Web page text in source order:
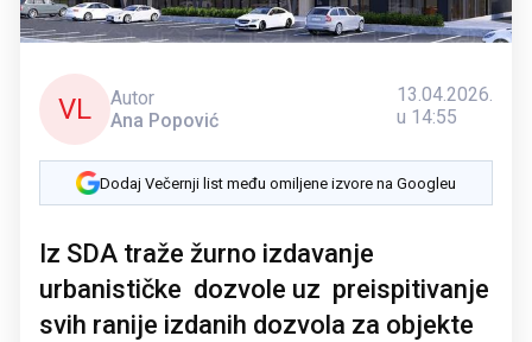
VL
Autor
Ana Popović
13.04.2026.
u 14:55
Dodaj Večernji list među omiljene izvore na Googleu
Iz SDA traže žurno izdavanje
urbanističke dozvole uz preispitivanje
svih ranije izdanih dozvola za objekte